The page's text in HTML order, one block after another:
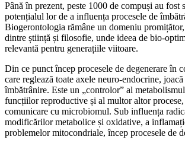
Până în prezent, peste 1000 de compuși au fost
potențialul lor de a influența procesele de
Biogerontologia rămâne un domeniu
dintre știință și filosofie, unde ideea de bio-
relevantă pentru generațiile viitoare.
Din ce punct încep procesele de degenerare în
care reglează toate axele neuro-endocrine,
îmbătrânire. Este un „controlor” al
funcțiilor reproductive și al multor altor
comunicare cu microbiomul. Sub influența
modificărilor metabolice și oxidative, a
problemelor mitocondriale, încep procesele de